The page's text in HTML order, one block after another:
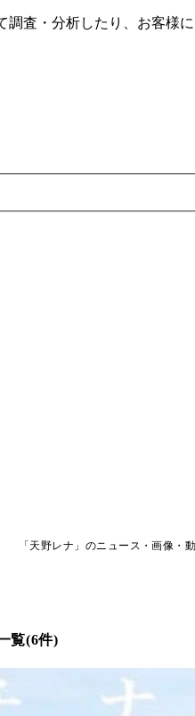
査・分析したり、お客様
「天野レナ」のニュース・画像・
覧(6件)